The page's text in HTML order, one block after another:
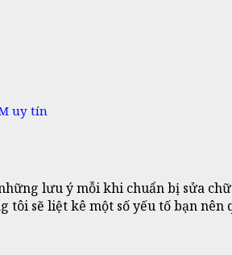
uy tín
lưu ý mỗi khi chuẩn bị sửa
sẽ liệt kê một số yếu tố bạn nên